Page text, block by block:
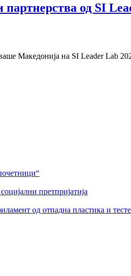
од SI
Македонија на SI Leader
претпријатија
од отпадна пластика и